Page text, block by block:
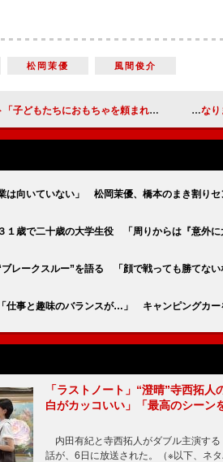
松岡茉優 風間俊介
におもちゃを頼まれた」 『フューリー』来日会見に登場 宮沢
は向いていない」 松岡茉優、橋本のまき割りセ
１歳で二十歳の大学生役 「周りからは『意外に
ブレークスルー”を語る 「顔で戦っても勝てない
仕事と趣味のバランスが…」 キャンピングカー
「ラストノート」“澄晴”寺西拓
白がカッコいい」「最高のシーン
内田有紀と寺西拓人がダブル主演す
話が、6日に放送された。（※以下、ネ